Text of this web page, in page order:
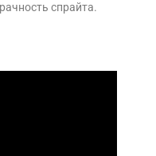
спрайта.